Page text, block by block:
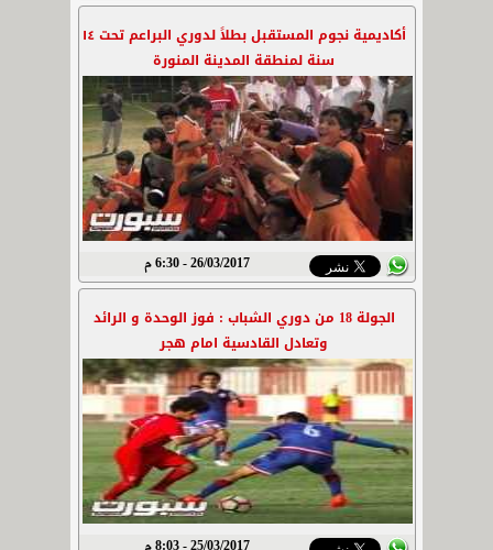
أكاديمية نجوم المستقبل بطلاً لدوري البراعم تحت ١٤
سنة لمنطقة المدينة المنورة
26/03/2017 - 6:30 م
الجولة 18 من دوري الشباب : فوز الوحدة و الرائد
وتعادل القادسية امام هجر